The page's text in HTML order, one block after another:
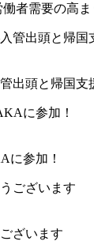
者需要の高
頭と帰国支
に参加！
ざいます